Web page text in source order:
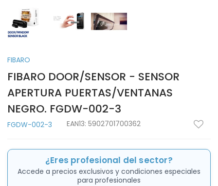
FIBARO
FIBARO DOOR/SENSOR - SENSOR
APERTURA PUERTAS/VENTANAS
NEGRO. FGDW-002-3
FGDW-002-3 EAN13: 5902701700362
¿Eres profesional del sector?
Accede a precios exclusivos y condiciones especiales
para profesionales